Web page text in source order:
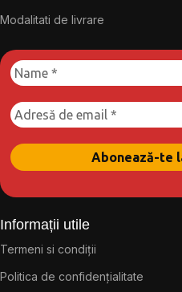
Modalitati de livrare
Informații utile
Termeni si condiții
Politica de confidențialitate